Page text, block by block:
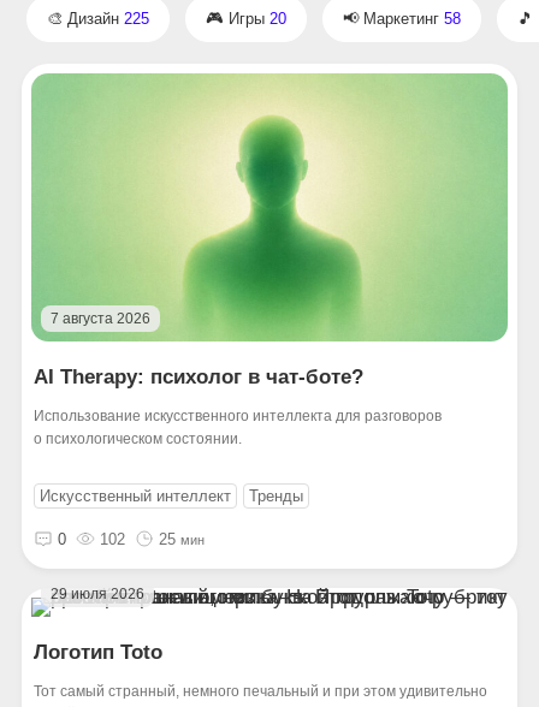
Дизайн 225 Игры 20 Маркетинг 58
7 августа 2026
AI Therapy: психолог в чат-боте?
Использование искусственного интеллекта для разговоров
о психологическом состоянии.
Искусственный интеллект Тренды
0 102 25 мин
29 июля 2026
Логотип Toto
Тот самый странный, немного печальный и при этом удивительно